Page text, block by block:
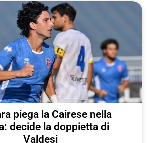
piega la Cairese nella
decide la doppietta di
Valdesi